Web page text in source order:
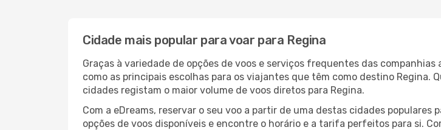
Cidade mais popular para voar para Regina
Graças à variedade de opções de voos e serviços frequentes das
como as principais escolhas para os viajantes que têm como destino
cidades registam o maior volume de voos diretos para Regina.
Com a eDreams, reservar o seu voo a partir de uma destas cidades
opções de voos disponíveis e encontre o horário e a tarifa perfeitos para si.